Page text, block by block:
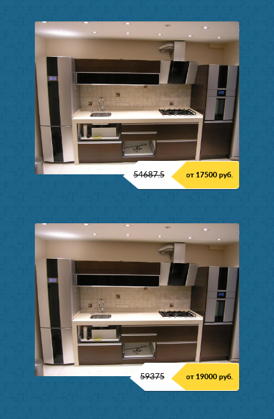
54687.5 от 17500 руб.
59375 от 19000 руб.